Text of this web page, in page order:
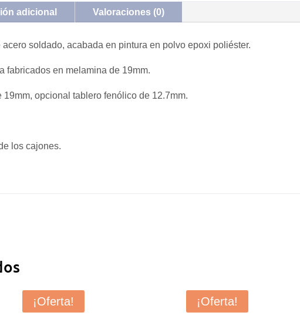
adicional Valoraciones (0)
soldado, acabada en pintura en polvo epoxi poliéster.
fabricados en melamina de 19mm.
opcional tablero fenólico de 12.7mm.
los cajones.
¡Oferta! ¡Oferta!